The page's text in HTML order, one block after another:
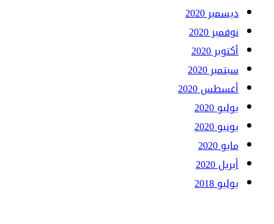
ديسمبر 2020
نوفمبر 2020
أكتوبر 2020
سبتمبر 2020
أغسطس 2020
يوليو 2020
يونيو 2020
مايو 2020
أبريل 2020
يوليو 2018